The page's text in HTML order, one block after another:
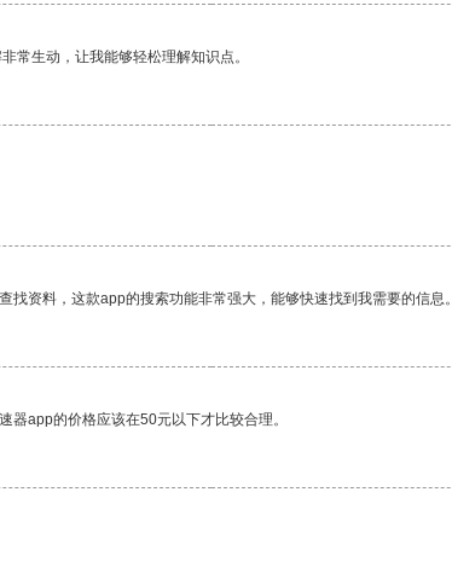
常生动，让我能够轻松理解知识点。
资料，这款app的搜索功能非常强大，能够快速找到我需要的信息。
app的价格应该在50元以下才比较合理。